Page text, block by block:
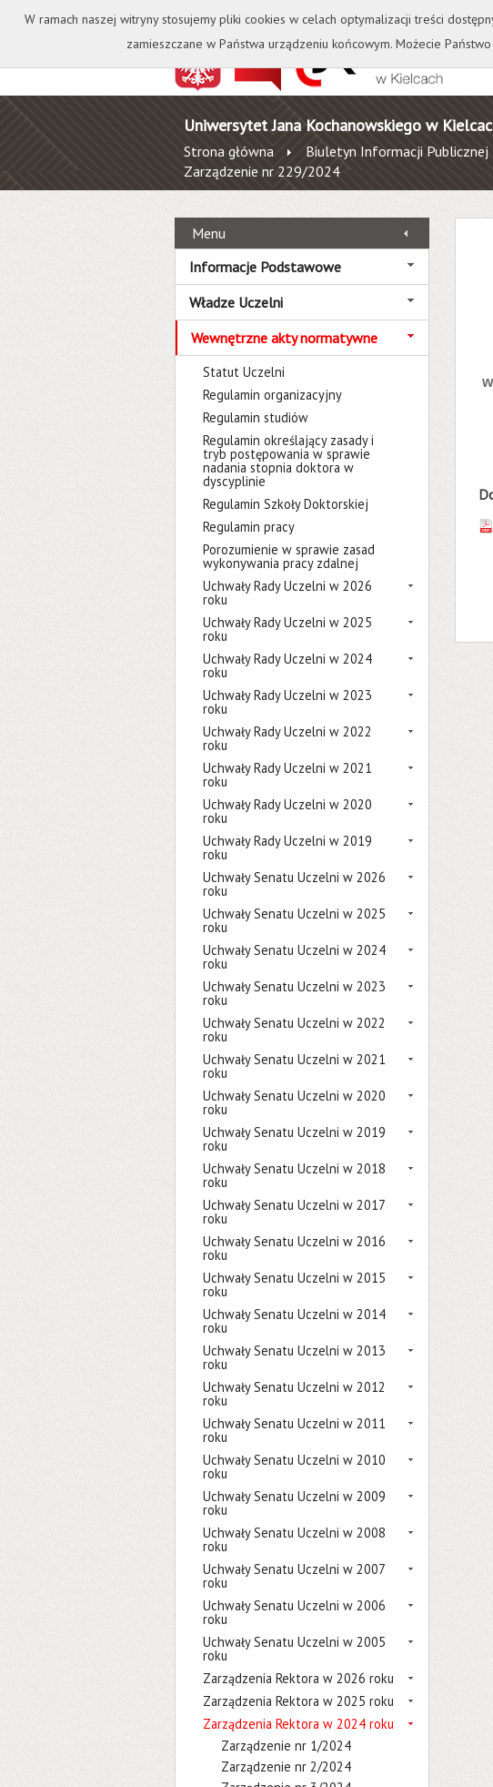
Kontakt Biblioteka Wydawnictwo
Uniwersytet Jana Kochanowskiego w
Strona główna Biuletyn Informacji Publicznej
Zarządzenie nr 229/2024
Menu
Informacje Podstawowe
Władze Uczelni
Wewnętrzne akty normatywne
Statut Uczelni
Regulamin organizacyjny
Regulamin studiów
Regulamin określający zasady i
tryb postępowania w sprawie
nadania stopnia doktora w
dyscyplinie
Regulamin Szkoły Doktorskiej
Regulamin pracy
Porozumienie w sprawie zasad
wykonywania pracy zdalnej
Uchwały Rady Uczelni w 2026
roku
Uchwały Rady Uczelni w 2025
roku
Uchwały Rady Uczelni w 2024
roku
Uchwały Rady Uczelni w 2023
roku
Uchwały Rady Uczelni w 2022
roku
Uchwały Rady Uczelni w 2021
roku
Uchwały Rady Uczelni w 2020
roku
Uchwały Rady Uczelni w 2019
roku
Uchwały Senatu Uczelni w 2026
roku
Uchwały Senatu Uczelni w 2025
roku
Uchwały Senatu Uczelni w 2024
roku
Uchwały Senatu Uczelni w 2023
roku
Uchwały Senatu Uczelni w 2022
roku
Uchwały Senatu Uczelni w 2021
roku
Uchwały Senatu Uczelni w 2020
roku
Uchwały Senatu Uczelni w 2019
roku
Uchwały Senatu Uczelni w 2018
roku
Uchwały Senatu Uczelni w 2017
roku
Uchwały Senatu Uczelni w 2016
roku
Uchwały Senatu Uczelni w 2015
roku
Uchwały Senatu Uczelni w 2014
roku
Uchwały Senatu Uczelni w 2013
roku
Uchwały Senatu Uczelni w 2012
roku
Uchwały Senatu Uczelni w 2011
roku
Uchwały Senatu Uczelni w 2010
roku
Uchwały Senatu Uczelni w 2009
roku
Uchwały Senatu Uczelni w 2008
roku
Uchwały Senatu Uczelni w 2007
roku
Uchwały Senatu Uczelni w 2006
roku
Uchwały Senatu Uczelni w 2005
roku
Zarządzenia Rektora w 2026 roku
Zarządzenia Rektora w 2025 roku
Zarządzenia Rektora w 2024 roku
Zarządzenie nr 1/2024
Zarządzenie nr 2/2024
W ramach naszej witryny stosujemy pliki cookies w celach optymalizacji treści
zamieszczane w Państwa urządzeniu końcowym. Możecie